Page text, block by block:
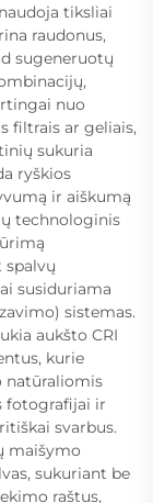
tiksliai
raudonus,
sugeneruotų
nuo
filtrais ar geliais,
sukuria
ryškios
ir aiškumą
technologinis
spalvų
susiduriama
sistemas.
aukšto CRI
kurie
natūraliomis
fotografijai ir
svarbus.
maišymo
sukuriant be
raštus,